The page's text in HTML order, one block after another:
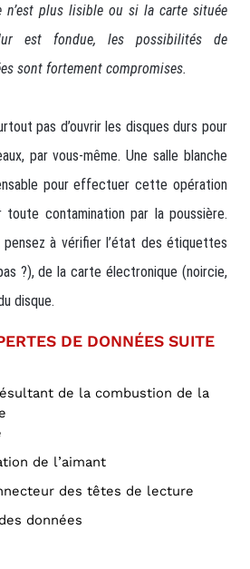
n’est plus lisible ou si la carte située
est fondue, les possibilités de
sont fortement compromises.
pas d’ouvrir les disques durs pour
par vous-même. Une salle blanche
pour effectuer cette opération
contamination par la poussière.
pensez à vérifier l’état des étiquettes
?), de la carte électronique (noircie,
disque.
DE DONNÉES SUITE
de la combustion de la
de l’aimant
des têtes de lecture
données